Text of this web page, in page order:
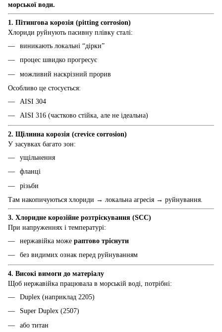
морської води.
1. Пітингова корозія (pitting corrosion)
Хлориди руйнують пасивну плівку сталі:
виникають локальні “дірки”
процес швидко прогресує
можливий наскрізний прорив
Особливо це стосується:
AISI 304
AISI 316 (частково стійка, але не ідеальна)
2. Щілинна корозія (crevice corrosion)
У засувках багато зон:
ущільнення
фланці
різьби
Там накопичуються хлориди → локальна агресія → руйнування.
3. Хлоридне корозійне розтріскування (SCC)
При напруженнях і температурі:
нержавійка може раптово тріснути
без видимих ознак перед руйнуванням
4. Високі вимоги до матеріалу
Щоб нержавійка працювала в морській воді, потрібні:
Duplex (наприклад 2205)
Super Duplex (2507)
або титан